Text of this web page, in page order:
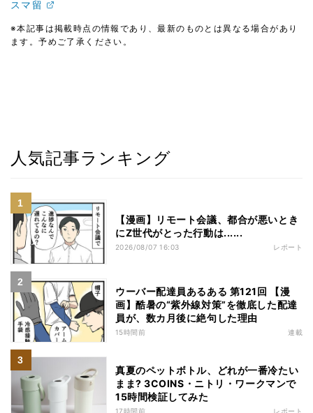
スマ留
※本記事は掲載時点の情報であり、最新のものとは異なる場合があり
ます。予めご了承ください。
人気記事ランキング
【漫画】リモート会議、都合が悪いとき
にZ世代がとった行動は......
2026/08/07 16:03 レポート
ウーバー配達員あるある 第121回 【漫
画】酷暑の“紫外線対策”を徹底した配達
員が、数カ月後に絶句した理由
15時間前 連載
真夏のペットボトル、どれが一番冷たい
まま? 3COINS・ニトリ・ワークマンで
15時間検証してみた
17時間前 レポート